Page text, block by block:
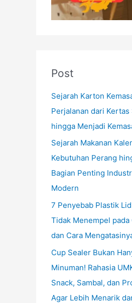
Post
Sejarah Karton
Perjalanan dari Kertas
hingga Menjadi
Sejarah Makanan
Kebutuhan Perang
Bagian Penting
Modern
7 Penyebab Plastik
Tidak Menempel pada
dan Cara
Cup Sealer Bukan
Minuman! Rahasia
Snack, Sambal, dan
Agar Lebih Menarik